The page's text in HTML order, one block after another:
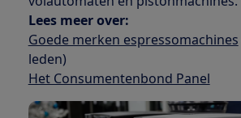
Lees meer over:
Goede merken espressomachines
leden)
Het Consumentenbond Panel